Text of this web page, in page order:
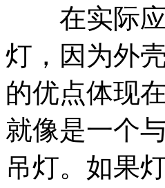
在实际应
灯，因为外
的优点体现
就像是一个
吊灯。如果